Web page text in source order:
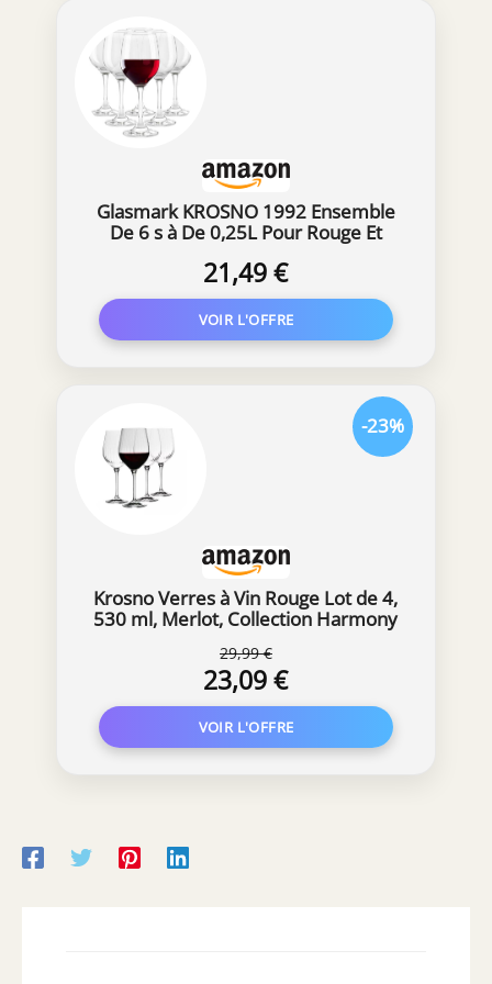
Glasmark KROSNO 1992 Ensemble
De 6 s à De 0,25L Pour Rouge Et
250 ml
21,49 €
Krosno Verres à Vin Rouge Lot de 4,
530 ml, Merlot, Collection Harmony
29,99 €
23,09 €
-23%